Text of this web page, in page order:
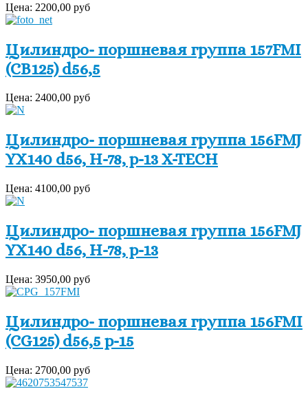
Цена: 2200,00 руб
Цилиндро- поршневая группа 157FMI
(CB125) d56,5
Цена: 2400,00 руб
Цилиндро- поршневая группа 156FMJ
YX140 d56, H-78, р-13 X-TECH
Цена: 4100,00 руб
Цилиндро- поршневая группа 156FMJ
YX140 d56, H-78, р-13
Цена: 3950,00 руб
Цилиндро- поршневая группа 156FMI
(CG125) d56,5 p-15
Цена: 2700,00 руб